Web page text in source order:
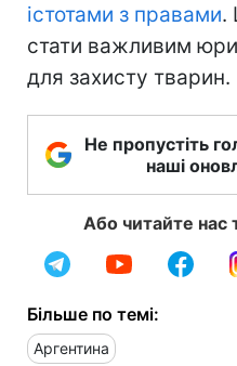
істотами з правами.
стати важливим
для захисту тварин.
Не пропустіть
наші
Або читайте нас
Більше по темі:
Аргентина